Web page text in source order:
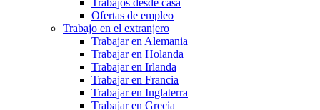
Trabajos desde casa
Ofertas de empleo
Trabajo en el extranjero
Trabajar en Alemania
Trabajar en Holanda
Trabajar en Irlanda
Trabajar en Francia
Trabajar en Inglaterra
Trabajar en Grecia